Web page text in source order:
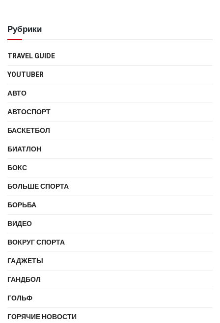
Рубрики
TRAVEL GUIDE
YOUTUBER
АВТО
АВТОСПОРТ
БАСКЕТБОЛ
БИАТЛОН
БОКС
БОЛЬШЕ СПОРТА
БОРЬБА
ВИДЕО
ВОКРУГ СПОРТА
ГАДЖЕТЫ
ГАНДБОЛ
ГОЛЬФ
ГОРЯЧИЕ НОВОСТИ